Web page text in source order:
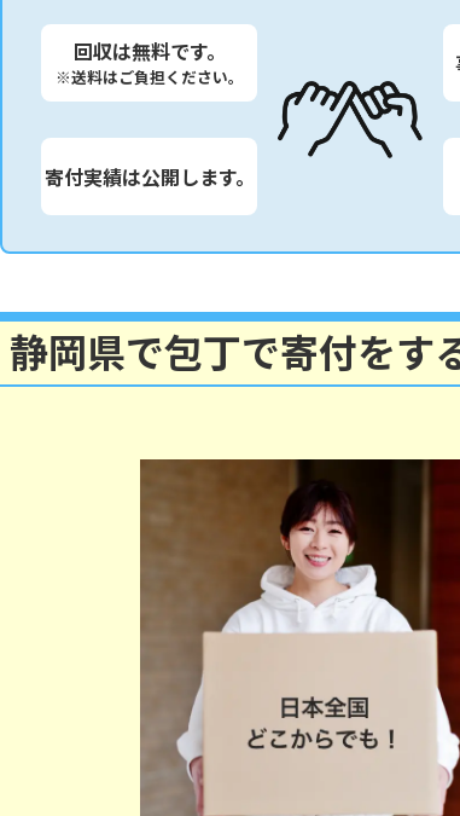
回収は無料です。
※送料はご負担ください。
寄付実績は公開します。
静岡県で包丁で寄付をす